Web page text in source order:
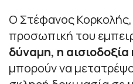
Ο Στέφανος
προσωπική του
δύναμη, η
μπορούν να